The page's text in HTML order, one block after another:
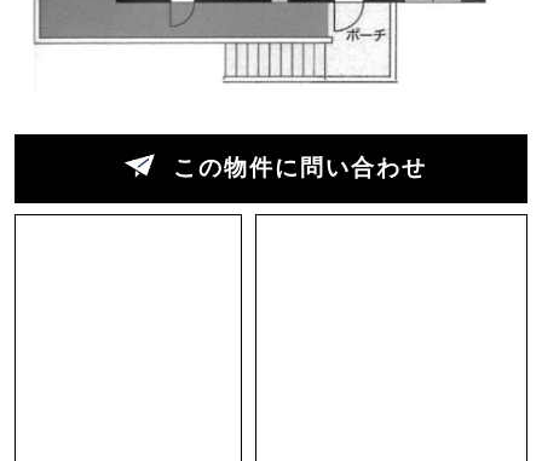
コースのようです。
そんな稀有な場所にあるこの家からは、葉山の
きるのです。また敷地は広く、家の30倍の面積が
家がこの物件ということなのです。
この物件に問い合わせ